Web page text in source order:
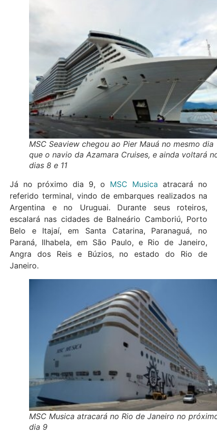
MSC Seaview chegou ao Pier Mauá no mesmo dia
que o navio da Azamara Cruises, e ainda voltará
dias 8 e 11
Já no próximo dia 9, o MSC Musica atracará no
referido terminal, vindo de embarques realizados na
Argentina e no Uruguai. Durante seus roteiros,
escalará nas cidades de Balneário Camboriú, Porto
Belo e Itajaí, em Santa Catarina, Paranaguá, no
Paraná, Ilhabela, em São Paulo, e Rio de Janeiro,
Angra dos Reis e Búzios, no estado do Rio de
Janeiro.
MSC Musica atracará no Rio de Janeiro no
dia 9